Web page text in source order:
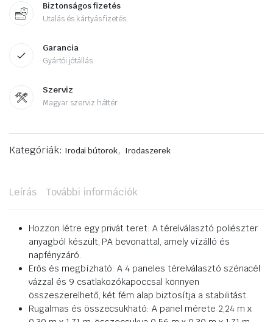
Biztonságos fizetés
Utalás és kártyás fizetés.
Garancia
Gyártói jótállás
Szerviz
Magyar szerviz háttér
Kategóriák: Irodai bútorok, Irodaszerek
Leírás További információk
Hozzon létre egy privát teret: A térelválasztó poliészter
anyagból készült, PA bevonattal, amely vízálló és
napfényzáró.
Erős és megbízható: A 4 paneles térelválasztó szénacél
vázzal és 9 csatlakozókapoccsal könnyen
összeszerelhető, két fém alap biztosítja a stabilitást.
Rugalmas és összecsukható: A panel mérete 2,24 m x